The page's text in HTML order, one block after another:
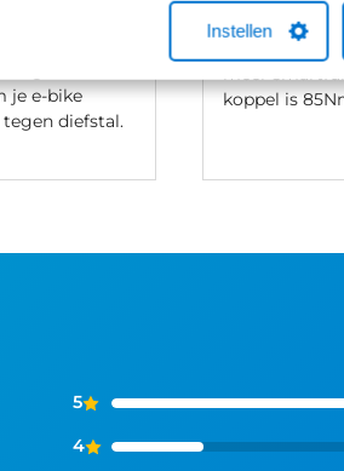
Instellen
nauwkeurige
je e-bike
diefstal.
van e-bike in
eBike Flow-
meer
koppel is
5
4